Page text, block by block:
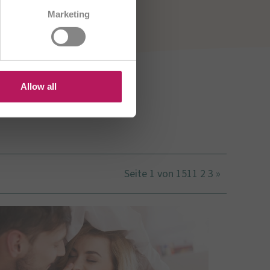
Marketing
Allow all
Seite 1 von 1511 2 3 »
CH/FR
HU